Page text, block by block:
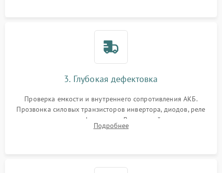
3. Глубокая дефектовка
Проверка емкости и внутреннего сопротивления АКБ.
Прозвонка силовых транзисторов инвертора, диодов, реле
переключения и трансформатора. Визуальный поиск вздутых
конденсаторов и прогаров на печатной плате.
Подробнее